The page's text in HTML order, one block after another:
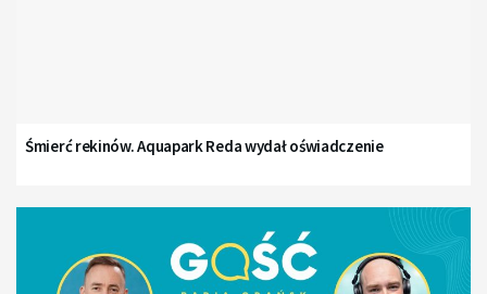
Śmierć rekinów. Aquapark Reda wydał oświadczenie